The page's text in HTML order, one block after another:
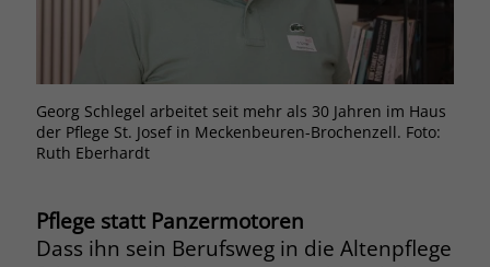
Georg Schlegel arbeitet seit mehr als 30 Jahren im Haus
der Pflege St. Josef in Meckenbeuren-Brochenzell. Foto:
Ruth Eberhardt
Pflege statt Panzermotoren
Dass ihn sein Berufsweg in die Altenpflege
Name
Anbieter stiftung-liebenau.de
Laufzeit
Zweck
allen Seitenanfragen bei.
Browsers und die Einstellungen
exklusiv für diese Website zu speichern.
Dadurch wird gewährleistet, dass
derselben Website durchgeführt
werden, mit derselben
Name _clsk